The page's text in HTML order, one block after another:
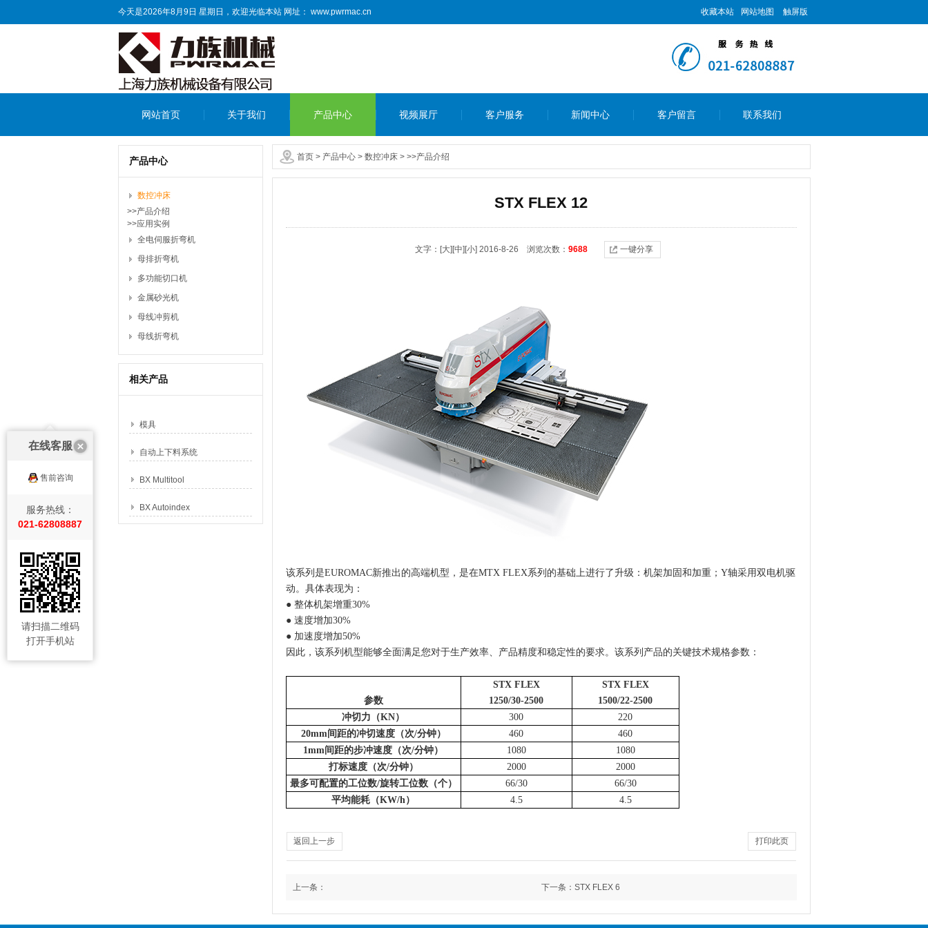
今天是2026年8月9日 星期日，欢迎光临本站 网址： www.pwrmac.cn 收藏本站 网站地图 触屏版
网站首页 关于我们 产品中心 视频展厅 客户服务 新闻中心 客户留言 联系我们
首页> 产品中心> 数控冲床> >>产品介绍
产品中心
数控冲床
>>产品介绍
>>应用实例
全电伺服折弯机
母排折弯机
多功能切口机
金属砂光机
母线冲剪机
母线折弯机
相关产品
模具
自动上下料系统
BX Multitool
BX Autoindex
STX FLEX 12
文字： [大] [中] [小] 2016-8-26 浏览次数： 9688 一键分享
该系列是EUROMAC新推出的高端机型，是在MTX FLEX 系列的基础上进行了升级：机架加固和加重； Y轴采用双电机驱
动。具体表现为：
● 整体机架增重30%
● 速度增加30%
● 加速度增加50%
因此，该系列机型能够全面满足您对于生产效率、产品精度和稳定性的要求。该系列产品的关键技术规格参数：
参数
STX FLEX
1250/30-2500
STX FLEX
1500/22-2500
冲切力（KN） 300
220
20mm 间距的冲切速度（次/分钟） 460
460
1mm 间距的步冲速度（次/分钟） 1080
1080
打标速度（次/分钟） 2000
2000
最多可配置的工位数/旋转工位数（个） 66/30
66/30
平均能耗（KW/h ） 4.5 4.5
返回上一步 打印此页
上一条： 下一条： STX FLEX 6
在线客服
售前咨询
服务热线：
021-62808887
请扫描二维码
打开手机站